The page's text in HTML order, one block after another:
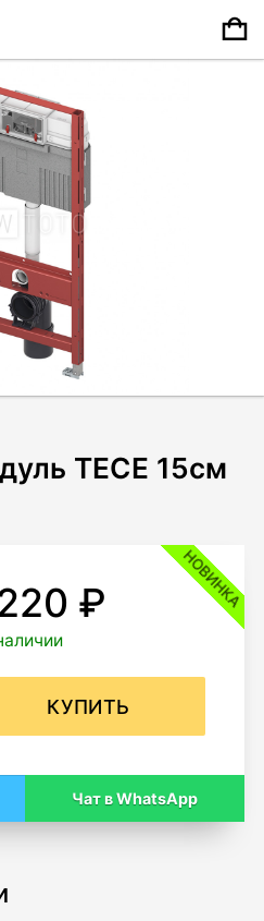
TECE 15см
НОВИНКА
₽
КУПИТЬ
Чат в WhatsApp